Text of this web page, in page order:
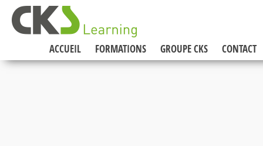
ACCUEIL FORMATIONS GROUPE CKS CONTACT